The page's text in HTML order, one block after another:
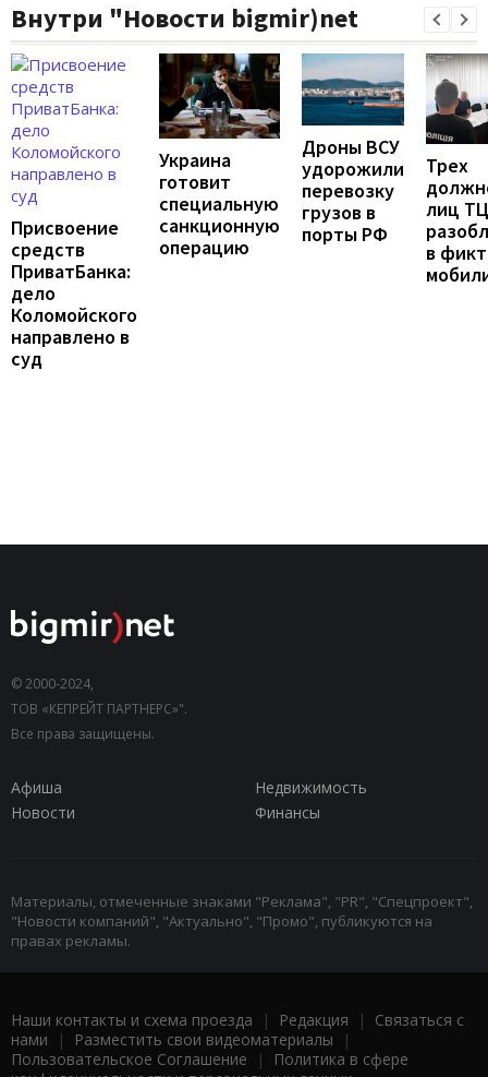
Внутри "Новости bigmir)net
Присвоение
средств
ПриватБанка:
дело
Коломойского
направлено в
суд
Украина
готовит
специальную
санкционную
операцию
Дроны ВСУ
удорожили
перевозку
грузов в
порты РФ
Трех
лиц
в
© 2000-2024,
ТОВ «КЕПРЕЙТ ПАРТНЕРС»".
Все права защищены.
Афиша
Недвижимость
Новости
Финансы
Материалы, отмеченные знаками "Реклама", "PR", "Спецпроект",
"Новости компаний", "Актуально", "Промо", публикуются на
правах рекламы.
Наши контакты и схема проезда | Редакция | Связаться с
нами | Разместить свои видеоматериалы |
Пользовательское Соглашение |
Политика в сфере